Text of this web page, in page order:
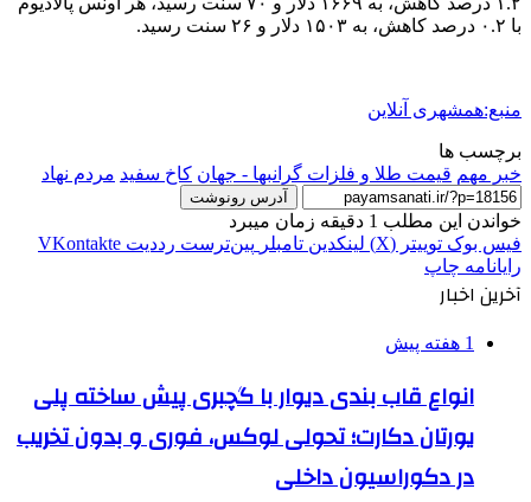
با ۰.۲ درصد کاهش، به ۱۵۰۳ دلار و ۲۶ سنت رسید.
منبع:همشهری آنلاین
برچسب ها
خبر مهم قیمت طلا و فلزات گرانبها - جهان کاخ سفید مردم نهاد
آدرس رونوشت
خواندن این مطلب 1 دقیقه زمان میبرد
فیس بوک توییتر (X) لینکدین ‫تامبلر ‫پین‌ترست ‫رددیت ‫VKontakte
رایانامه چاپ
آخرین اخبار
1 هفته پیش
انواع قاب بندی دیوار با گچبری پیش ساخته پلی
یورتان دکارت؛ تحولی لوکس، فوری و بدون تخریب
در دکوراسیون داخلی